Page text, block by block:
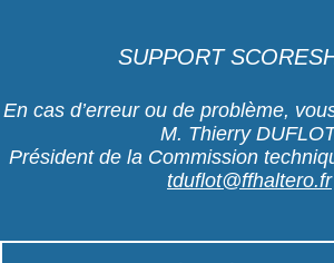
SUPPORT
En cas d’erreur ou de problème,
M. Thierry
Président de la Commission
tduflot@ffhaltero.fr